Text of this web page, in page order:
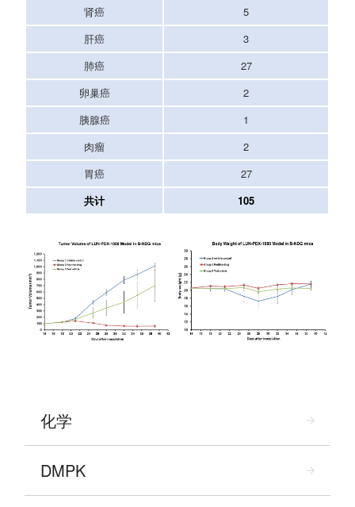
肾癌
5
肝癌
3
肺癌
27
卵巢癌
2
胰腺癌
1
肉瘤
2
胃癌
27
共计
105
化学
DMPK